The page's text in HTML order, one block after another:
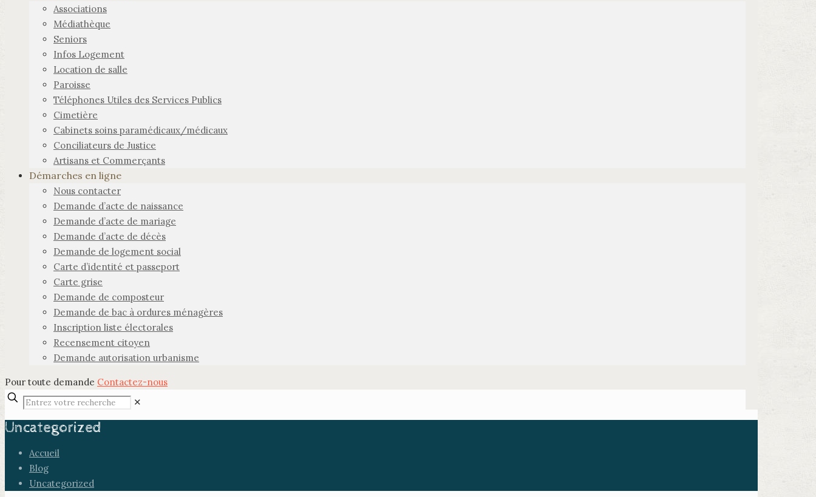
Associations
Médiathèque
Seniors
Infos Logement
Location de salle
Paroisse
Téléphones Utiles des Services Publics
Cimetière
Cabinets soins paramédicaux/médicaux
Conciliateurs de Justice
Artisans et Commerçants
Démarches en ligne
Nous contacter
Demande d’acte de naissance
Demande d’acte de mariage
Demande d’acte de décès
Demande de logement social
Carte d’identité et passeport
Carte grise
Demande de composteur
Demande de bac à ordures ménagères
Inscription liste électorales
Recensement citoyen
Demande autorisation urbanisme
Pour toute demande Contactez-nous
✕
Uncategorized
Accueil
Blog
Uncategorized